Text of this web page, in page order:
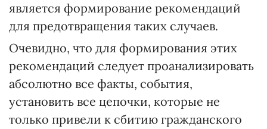
является формирование рекомендаций
для предотвращения таких случаев.
Очевидно, что для формирования этих
рекомендаций следует проанализировать
абсолютно все факты, события,
установить все цепочки, которые не
только привели к сбитию гражданского